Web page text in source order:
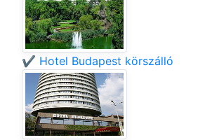
✔️ Hotel Budapest körszálló